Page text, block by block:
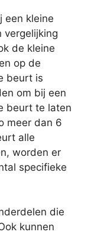
een kleine
de kleine
op de
beurt is
om bij een
beurt te laten
meer dan 6
alle
worden er
specifieke
die
kunnen